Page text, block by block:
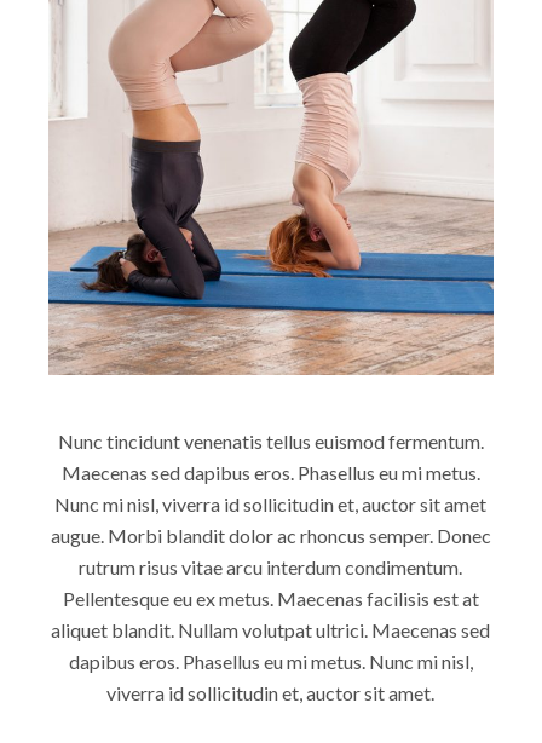
Nunc tincidunt venenatis tellus euismod fermentum.
Maecenas sed dapibus eros. Phasellus eu mi metus.
Nunc mi nisl, viverra id sollicitudin et, auctor sit amet
augue. Morbi blandit dolor ac rhoncus semper. Donec
rutrum risus vitae arcu interdum condimentum.
Pellentesque eu ex metus. Maecenas facilisis est at
aliquet blandit. Nullam volutpat ultrici. Maecenas sed
dapibus eros. Phasellus eu mi metus. Nunc mi nisl,
viverra id sollicitudin et, auctor sit amet.